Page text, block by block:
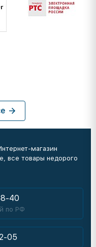
магазин
все товары недорого
40
по РФ
05